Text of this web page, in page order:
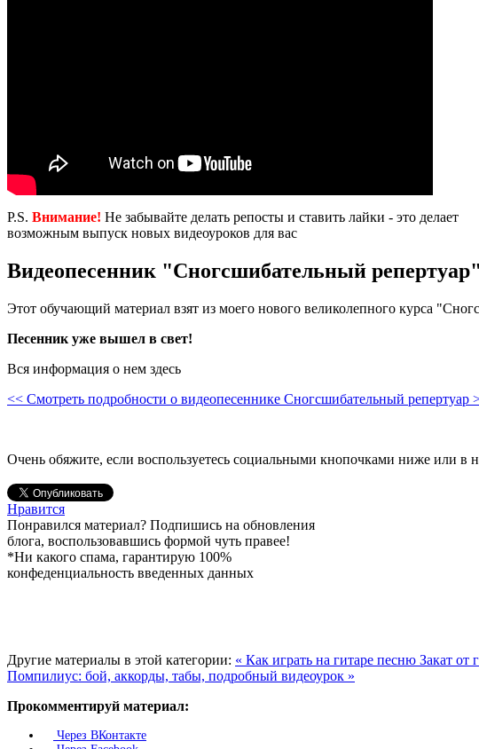
P.S. Внимание! Не забывайте делать репосты и ставить лайки - это делает
возможным выпуск новых видеоуроков для вас
Видеопесенник "Сногсшибательный репертуар"
Этот обучающий материал взят из моего нового великолепного курса
Песенник уже вышел в свет!
Вся информация о нем здесь
<< Смотреть подробности о видеопесеннике Сногсшибательный репертуар
Очень обяжите, если воспользуетесь социальными кнопочками ниже или в
Нравится
Понравился материал? Подпишись на обновления
блога, воспользовавшись формой чуть правее!
*Ни какого спама, гарантирую 100%
конфеденциальность введенных данных
Другие материалы в этой категории: « Как играть на гитаре песню Закат
Помпилиус: бой, аккорды, табы, подробный видеоурок »
Прокомментируй материал:
Через ВКонтакте